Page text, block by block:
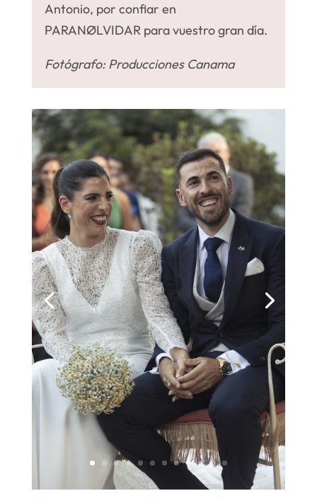
Antonio, por confiar en
PARANØLVIDAR para vuestro gran día.
Fotógrafo: Producciones Canama